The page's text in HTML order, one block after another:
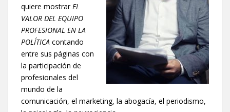
quiere mostrar EL
VALOR DEL EQUIPO
PROFESIONAL EN LA
POLÍTICA contando
entre sus páginas con
la participación de
profesionales del
mundo de la
comunicación, el marketing, la abogacía, el periodismo,